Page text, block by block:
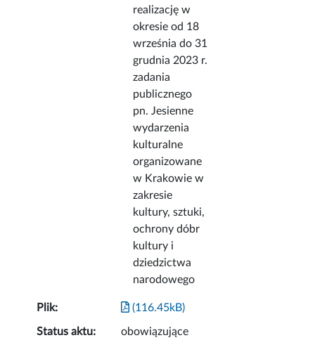
realizację w
okresie od 18
września do 31
grudnia 2023 r.
zadania
publicznego
pn. Jesienne
wydarzenia
kulturalne
organizowane
w Krakowie w
zakresie
kultury, sztuki,
ochrony dóbr
kultury i
dziedzictwa
narodowego
Plik: (116.45kB)
Status aktu: obowiązujące